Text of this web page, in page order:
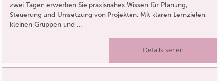
zwei Tagen erwerben Sie praxisnahes Wissen für Planung,
Steuerung und Umsetzung von Projekten. Mit klaren Lernzielen,
kleinen Gruppen und …
Details sehen